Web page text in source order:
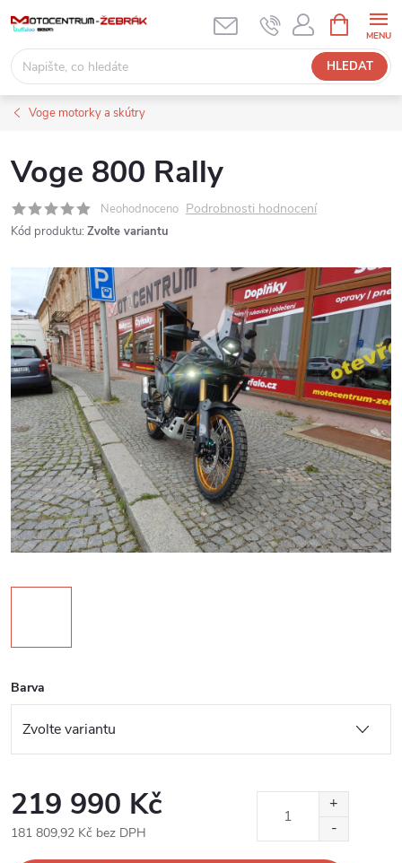
obsah
HLEDAT
NÁKUPNÍ
KOŠÍK
Voge motorky a skútry
Voge 800 Rally
Neohodnoceno Podrobnosti hodnocení
Kód produktu: Zvolte variantu
Barva
219 990 Kč
181 809,92 Kč bez DPH